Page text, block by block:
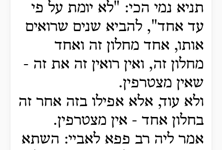
תניא נמי הכי: "לא יומת על פי
עד אחד", להביא שנים שרואים
אותו, אחד מחלון זה ואחד
מחלון זה, ואין רואין זה את זה -
שאין מצטרפין.
ולא עוד, אלא אפילו בזה אחר זה
בחלון אחד - אין מצטרפין.
אמר ליה רב פפא לאביי: השתא